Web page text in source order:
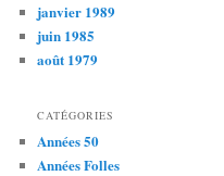
janvier 1989
juin 1985
août 1979
CATÉGORIES
Années 50
Années Folles